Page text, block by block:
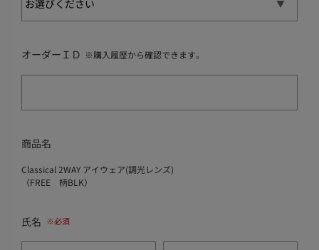
オーダーＩＤ ※購入履歴から確認できます。
商品名
Classical 2WAY アイウェア(調光レンズ)
（FREE 柄BLK）
氏名